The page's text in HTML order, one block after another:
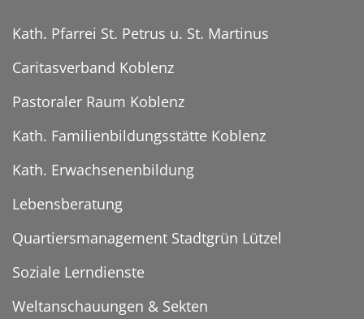
Kath. Pfarrei St. Petrus u. St. Martinus
Caritasverband Koblenz
Pastoraler Raum Koblenz
Kath. Familienbildungsstätte Koblenz
Kath. Erwachsenenbildung
Lebensberatung
Quartiersmanagement Stadtgrün Lützel
Soziale Lerndienste
Weltanschauungen & Sekten